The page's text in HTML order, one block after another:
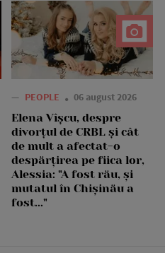
— PEOPLE 06 august 2026
Elena Vîșcu, despre
divorțul de CRBL și cât
de mult a afectat-o
despărțirea pe fiica lor,
Alessia: "A fost rău, și
mutatul în Chișinău a
fost..."